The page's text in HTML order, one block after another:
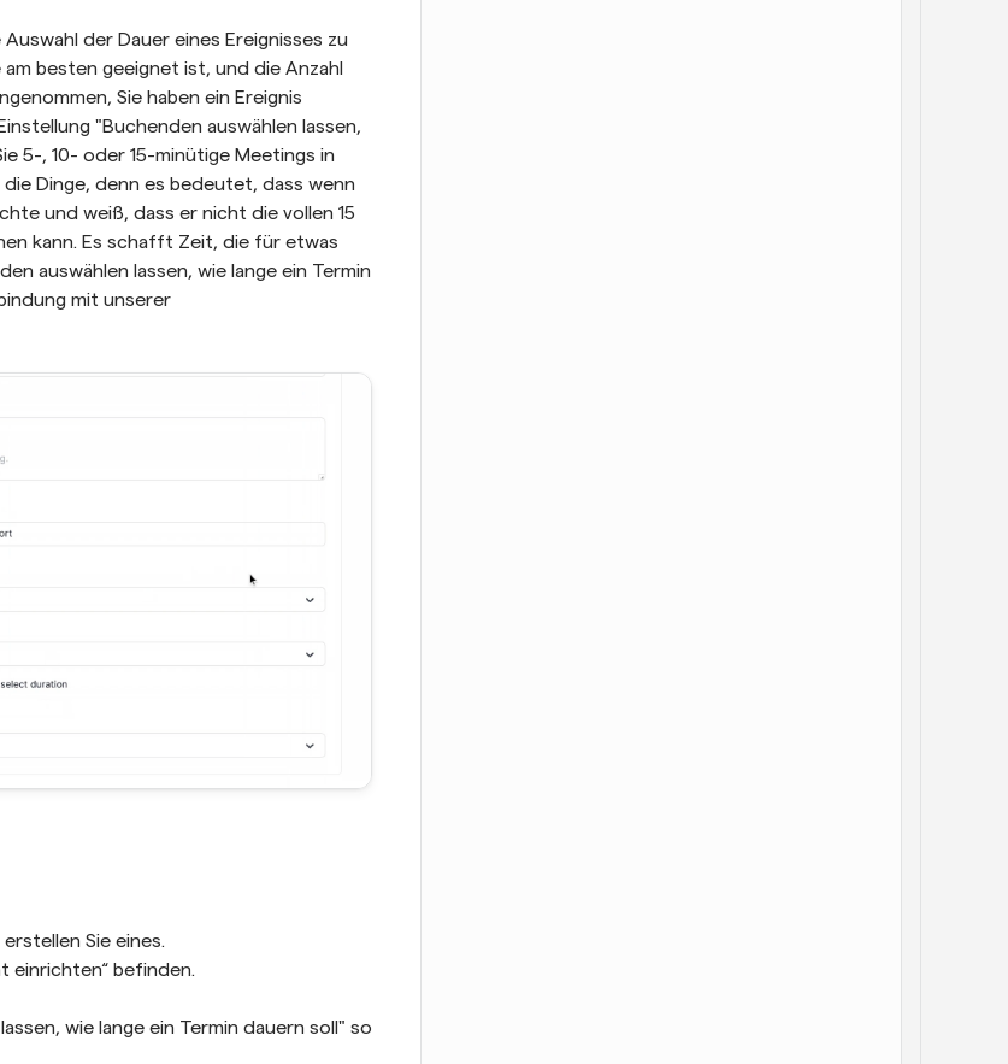
der Dauer eines Ereignisses zu
besten geeignet ist, und die Anzahl
Sie haben ein Ereignis
"Buchenden auswählen lassen,
5-, 10- oder 15-minütige Meetings in
Dinge, denn es bedeutet, dass wenn
und weiß, dass er nicht die vollen 15
kann. Es schafft Zeit, die für etwas
auswählen lassen, wie lange ein Termin
mit unserer
Sie eines.
einrichten“ befinden.
wie lange ein Termin dauern soll" so